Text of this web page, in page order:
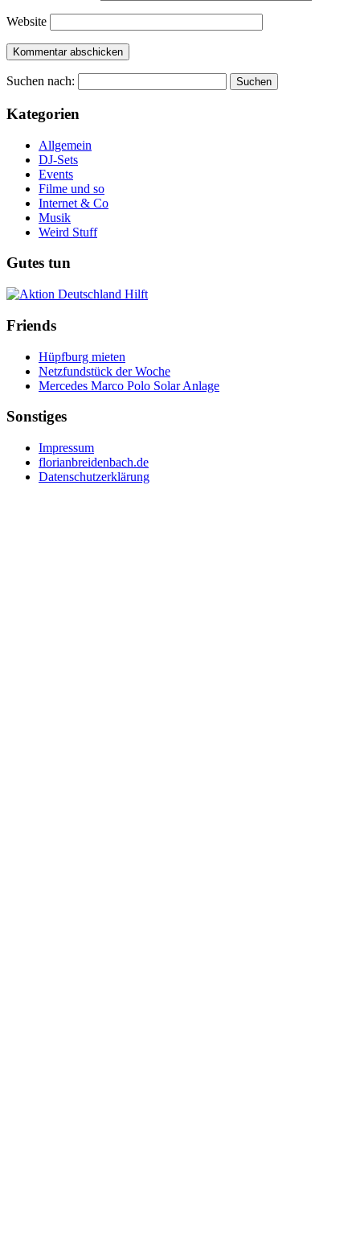
Website
Suchen nach:
Kategorien
Allgemein
DJ-Sets
Events
Filme und so
Internet & Co
Musik
Weird Stuff
Gutes tun
Friends
Hüpfburg mieten
Netzfundstück der Woche
Mercedes Marco Polo Solar Anlage
Sonstiges
Impressum
florianbreidenbach.de
Datenschutzerklärung